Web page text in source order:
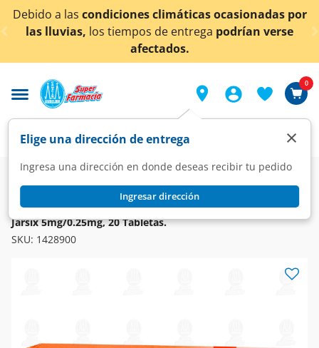
< div class="carousel-inner">
Debido a las condiciones climáticas ocasionadas por
las lluvias, los tiempos de entrega podrían verse
afectados.
Elige una dirección de entrega
Ingresa una dirección en donde deseas recibir tu pedido
Ingresar dirección
×
0
Farmacia Medicina
Respiratorio
Antihistamínicos
JARSIX
Jarsix 5mg/0.25mg, 20 Tabletas.
SKU: 1428900